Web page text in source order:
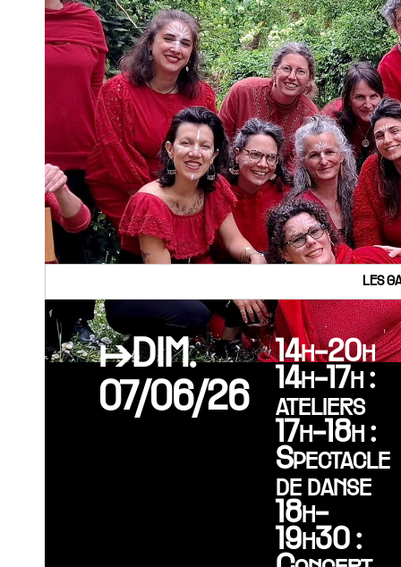
LES
↦DIM.
07/06/26
14h-20h
14h-17h :
ateliers
17h-18h :
Spectacle
de danse
18h-
19h30 :